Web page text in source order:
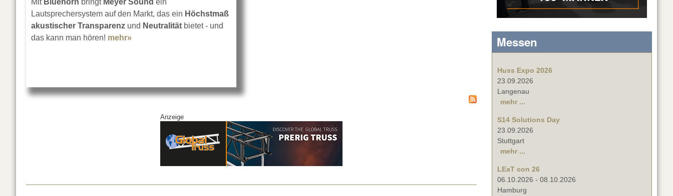
Mit Bluehorn bringt Meyer Sound ein
Lautsprechersystem auf den Markt, das ein Höchstmaß
akustischer Transparenz und Neutralität bietet - und
das kann man hören! mehr»
Anzeige
Messen
Huss Expo 2026
23.09.2026
Langenau
mehr ...
S14 Solutions Day
23.09.2026
Stuttgart
mehr ...
LEaT con 26
06.10.2026 - 08.10.2026
Hamburg